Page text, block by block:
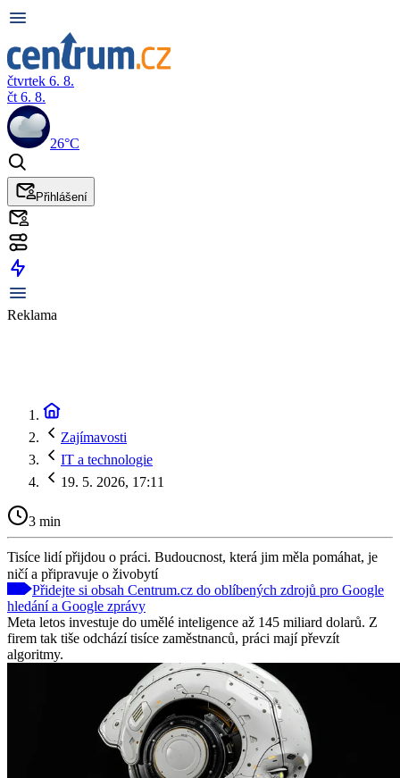
čtvrtek 6. 8.
čt 6. 8.
26°C
Přihlášení
Reklama
Zajímavosti
IT a technologie
19. 5. 2026, 17:11
3 min
Tisíce lidí přijdou o práci. Budoucnost, která jim měla pomáhat, je
ničí a připravuje o živobytí
Přidejte si obsah Centrum.cz do oblíbených zdrojů pro Google
hledání a Google zprávy
Meta letos investuje do umělé inteligence až 145 miliard dolarů. Z
firem tak tiše odchází tisíce zaměstnanců, práci mají převzít
algoritmy.